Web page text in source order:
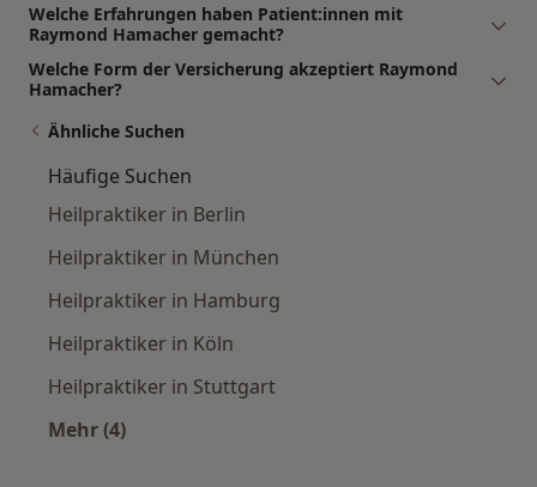
Welche Erfahrungen haben Patient:innen mit
Raymond Hamacher gemacht?
Welche Form der Versicherung akzeptiert Raymond
Hamacher?
Ähnliche Suchen
Häufige Suchen
Heilpraktiker in Berlin
Heilpraktiker in München
Heilpraktiker in Hamburg
Heilpraktiker in Köln
Heilpraktiker in Stuttgart
Mehr (4)